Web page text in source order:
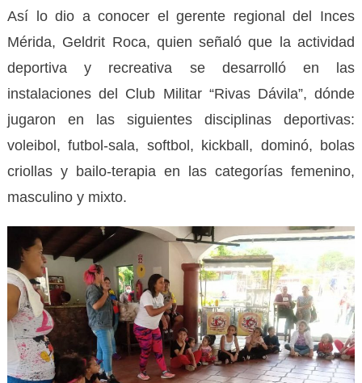
Así lo dio a conocer el gerente regional del Inces
Mérida, Geldrit Roca, quien señaló que la actividad
deportiva y recreativa se desarrolló en las
instalaciones del Club Militar “Rivas Dávila”, dónde
jugaron en las siguientes disciplinas deportivas:
voleibol, futbol-sala, softbol, kickball , dominó, bolas
criollas y bailo-terapia en las categorías femenino,
masculino y mixto.